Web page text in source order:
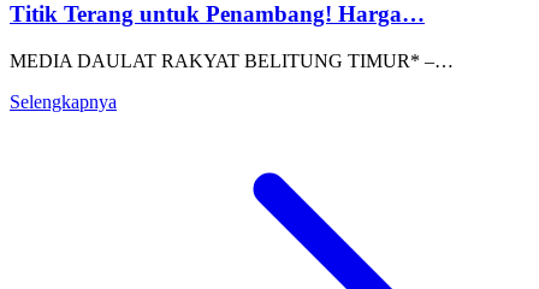
Titik Terang untuk Penambang! Harga…
MEDIA DAULAT RAKYAT BELITUNG TIMUR* –…
Selengkapnya